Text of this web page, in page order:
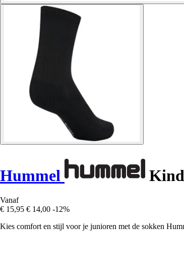
Hummel
Vanaf
€ 15,95 € 14,00 -12%
Kies comfort en stijl voor je junioren met de sokken